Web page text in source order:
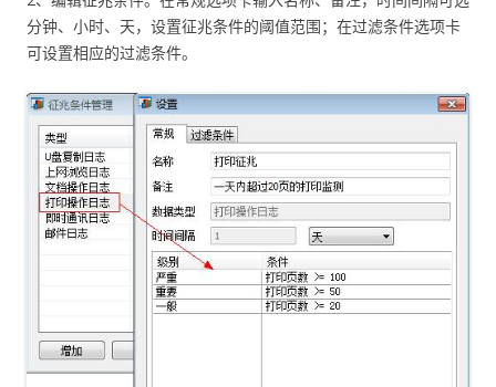
分钟、小时、天，设置征兆条件的阈值范围；在过滤条件选项卡
可设置相应的过滤条件。